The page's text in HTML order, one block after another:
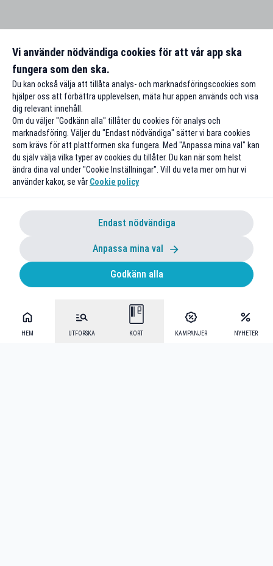
HEM UTFORSKA KORT KAMPANJER NYHETER
Vi använder nödvändiga cookies för att vår app ska
fungera som den ska.
Du kan också välja att tillåta analys- och marknadsföringscookies som
hjälper oss att förbättra upplevelsen, mäta hur appen används och visa
dig relevant innehåll.
Om du väljer "Godkänn alla" tillåter du cookies för analys och
marknadsföring. Väljer du "Endast nödvändiga" sätter vi bara cookies
som krävs för att plattformen ska fungera. Med "Anpassa mina val" kan
du själv välja vilka typer av cookies du tillåter. Du kan när som helst
ändra dina val under "Cookie Inställningar". Vill du veta mer om hur vi
använder kakor, se vår Cookie policy
Endast nödvändiga
Anpassa mina val
Godkänn alla